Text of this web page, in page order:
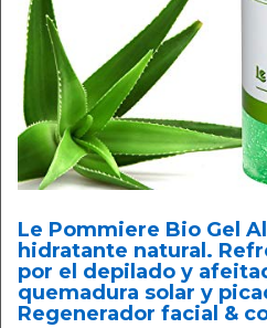
Le Pommiere Bio Gel
hidratante natural.
por el depilado y
quemadura solar y
Regenerador facial &